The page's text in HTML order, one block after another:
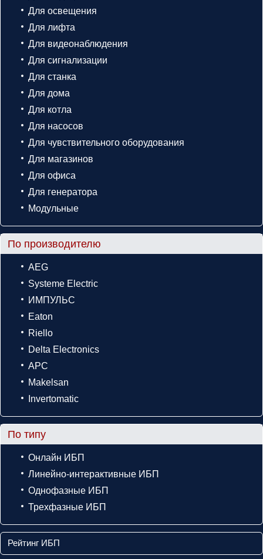
Для освещения
Для лифта
Для видеонаблюдения
Для сигнализации
Для станка
Для дома
Для котла
Для насосов
Для чувствительного оборудования
Для магазинов
Для офиса
Для генератора
Модульные
По производителю
AEG
Systeme Electric
ИМПУЛЬС
Eaton
Riello
Delta Electronics
APC
Makelsan
Invertomatic
По типу
Онлайн ИБП
Линейно-интерактивные ИБП
Однофазные ИБП
Трехфазные ИБП
Рейтинг ИБП